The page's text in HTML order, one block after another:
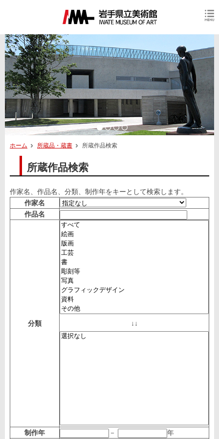
ホーム 所蔵品・蔵書 所蔵作品検索
所蔵作品検索
作家名、作品名、分類、制作年をキーとして検索します。
作家名
作品名
分類 ↓↓
制作年 － 年